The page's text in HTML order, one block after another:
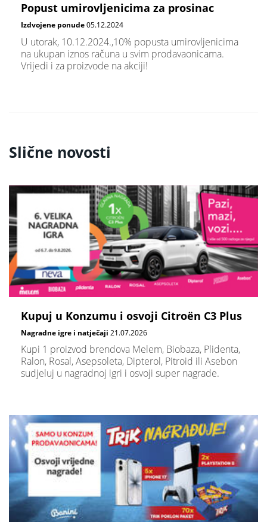
Popust umirovljenicima za prosinac
Izdvojene ponude05.12.2024
U utorak, 10.12.2024.,10% popusta umirovljenicima
na ukupan iznos računa u svim prodavaonicama.
Vrijedi i za proizvode na akciji!
Slične novosti
Kupuj u Konzumu i osvoji Citroën C3 Plus
Nagradne igre i natječaji 21.07.2026
Kupi 1 proizvod brendova Melem, Biobaza, Plidenta,
Ralon, Rosal, Asepsoleta, Dipterol, Pitroid ili Asebon
sudjeluj u nagradnoj igri i osvoji super nagrade.